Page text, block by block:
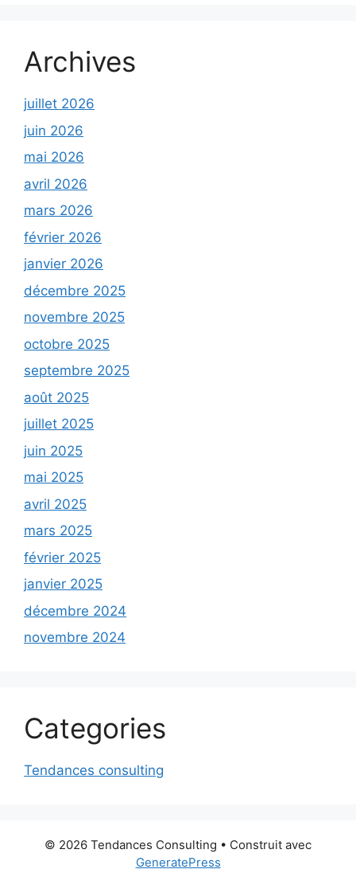
Archives
juillet 2026
juin 2026
mai 2026
avril 2026
mars 2026
février 2026
janvier 2026
décembre 2025
novembre 2025
octobre 2025
septembre 2025
août 2025
juillet 2025
juin 2025
mai 2025
avril 2025
mars 2025
février 2025
janvier 2025
décembre 2024
novembre 2024
Categories
Tendances consulting
© 2026 Tendances Consulting • Construit avec
GeneratePress